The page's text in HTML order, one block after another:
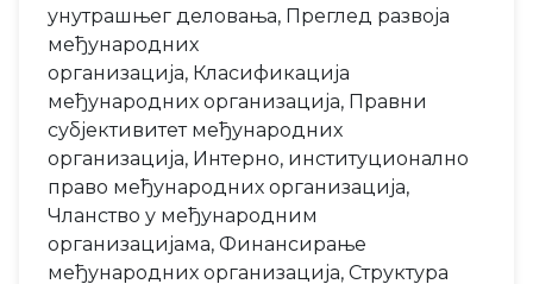
унутрашњег деловања, Преглед развоја
међународних
организација, Класификација
међународних организација, Правни
субјективитет међународних
организација, Интерно, институционално
право међународних организација,
Чланство у међународним
организацијама, Финансирање
међународних организација, Структура